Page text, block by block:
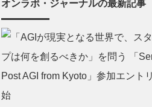
オンラボ・ジャーナルの最新記事